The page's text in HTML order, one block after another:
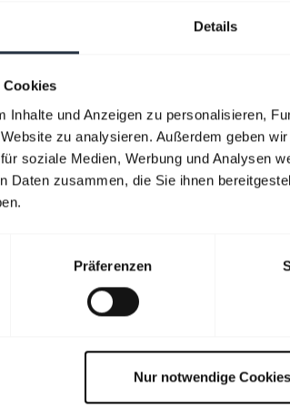
Details
Cookies
Inhalte und Anzeigen zu personalisieren,
zu analysieren. Außerdem geben
soziale Medien, Werbung und Analysen
Daten zusammen, die Sie ihnen
Präferenzen
Nur notwendige Cookies
Zoom?
GN9330e USB MS aufrufen
Angezeigt werden 8
Englisch
Herunterladen